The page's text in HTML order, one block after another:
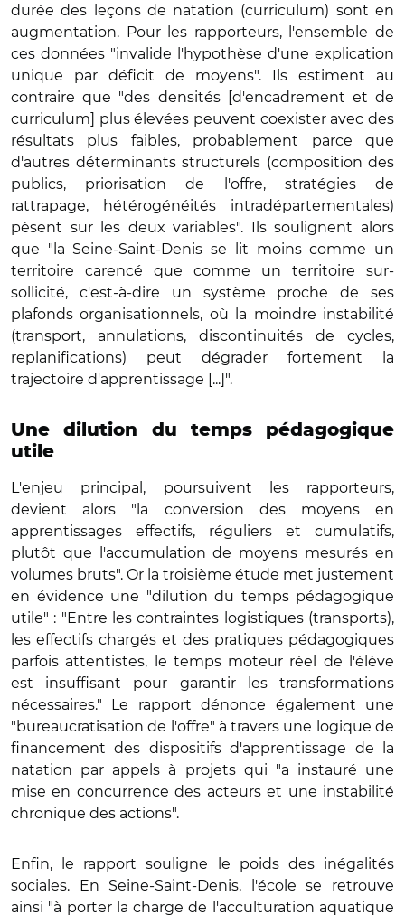
durée des leçons de natation (curriculum) sont en
augmentation. Pour les rapporteurs, l'ensemble de
ces données "invalide l'hypothèse d'une explication
unique par déficit de moyens". Ils estiment au
contraire que "des densités [d'encadrement et de
curriculum] plus élevées peuvent coexister avec des
résultats plus faibles, probablement parce que
d'autres déterminants structurels (composition des
publics, priorisation de l'offre, stratégies de
rattrapage, hétérogénéités intradépartementales)
pèsent sur les deux variables". Ils soulignent alors
que "la Seine-Saint-Denis se lit moins comme un
territoire carencé que comme un territoire sur-
sollicité, c'est-à-dire un système proche de ses
plafonds organisationnels, où la moindre instabilité
(transport, annulations, discontinuités de cycles,
replanifications) peut dégrader fortement la
trajectoire d'apprentissage [...]".
Une dilution du temps pédagogique
utile
L'enjeu principal, poursuivent les rapporteurs,
devient alors "la conversion des moyens en
apprentissages effectifs, réguliers et cumulatifs,
plutôt que l'accumulation de moyens mesurés en
volumes bruts". Or la troisième étude met justement
en évidence une "dilution du temps pédagogique
utile" : "Entre les contraintes logistiques (transports),
les effectifs chargés et des pratiques pédagogiques
parfois attentistes, le temps moteur réel de l'élève
est insuffisant pour garantir les transformations
nécessaires." Le rapport dénonce également une
"bureaucratisation de l'offre" à travers une logique de
financement des dispositifs d'apprentissage de la
natation par appels à projets qui "a instauré une
mise en concurrence des acteurs et une instabilité
chronique des actions".
Enfin, le rapport souligne le poids des inégalités
sociales. En Seine-Saint-Denis, l'école se retrouve
ainsi "à porter la charge de l'acculturation aquatique